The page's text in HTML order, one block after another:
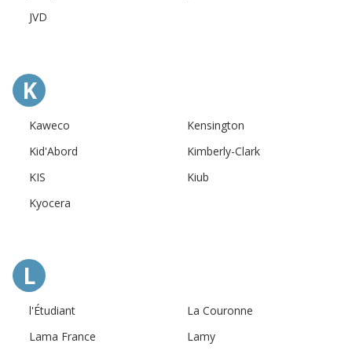
JVD
K
Kaweco
Kensington
Kid'Abord
Kimberly-Clark
KIS
Kiub
Kyocera
L
l'Étudiant
La Couronne
Lama France
Lamy